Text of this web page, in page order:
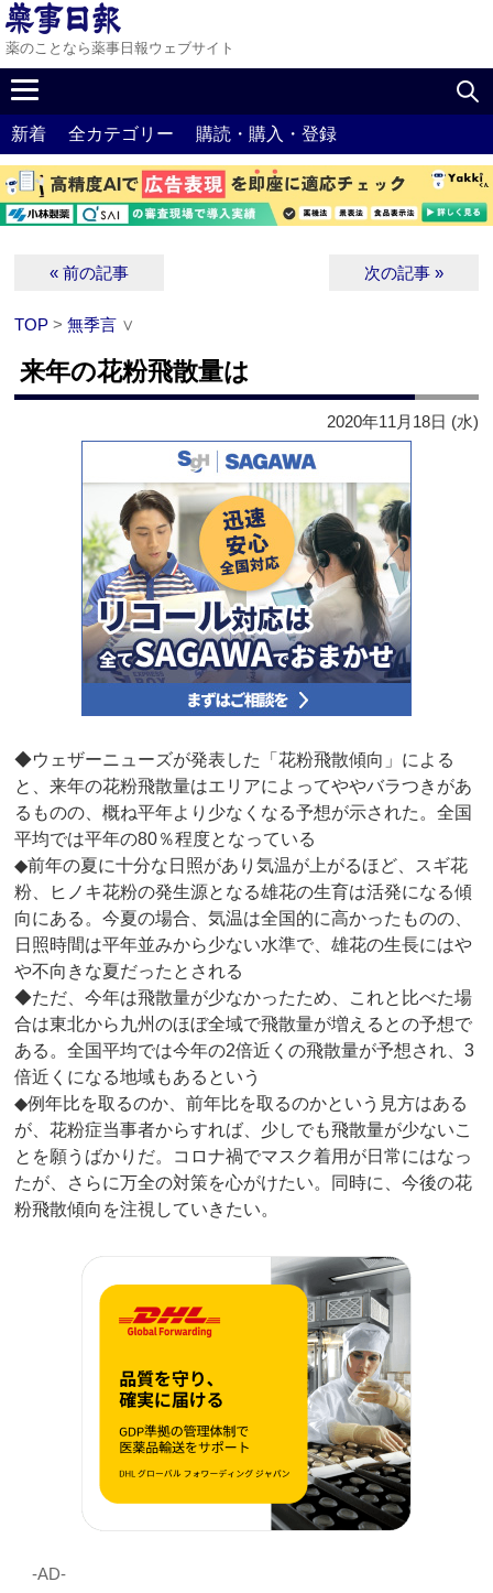
薬のことなら薬事日報ウェブサイト
新着 全カテゴリー 購読・購入・登録
« 前の記事 次の記事 »
TOP >無季言 ∨
来年の花粉飛散量は
2020年11月18日 (水)
◆ウェザーニューズが発表した「花粉飛散傾向」による
と、来年の花粉飛散量はエリアによってややバラつきがあ
るものの、概ね平年より少なくなる予想が示された。全国
平均では平年の80％程度となっている
◆前年の夏に十分な日照があり気温が上がるほど、スギ花
粉、ヒノキ花粉の発生源となる雄花の生育は活発になる傾
向にある。今夏の場合、気温は全国的に高かったものの、
日照時間は平年並みから少ない水準で、雄花の生長にはや
や不向きな夏だったとされる
◆ただ、今年は飛散量が少なかったため、これと比べた場
合は東北から九州のほぼ全域で飛散量が増えるとの予想で
ある。全国平均では今年の2倍近くの飛散量が予想され、3
倍近くになる地域もあるという
◆例年比を取るのか、前年比を取るのかという見方はある
が、花粉症当事者からすれば、少しでも飛散量が少ないこ
とを願うばかりだ。コロナ禍でマスク着用が日常にはなっ
たが、さらに万全の対策を心がけたい。同時に、今後の花
粉飛散傾向を注視していきたい。
‐AD‐